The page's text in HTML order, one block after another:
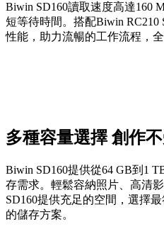
Biwin SD160讀取速度高達160
短等待時間。搭配Biwin RC210
性能，助力流暢的工作流程，
多種容量選擇 創作
Biwin SD160提供從64 GB到1
存需求。輕鬆容納照片、高清
SD160提供充足的空間，選擇
的儲存方案。